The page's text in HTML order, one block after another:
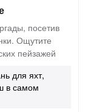
посетив
Ощутите
пейзажей
для яхт,
в самом